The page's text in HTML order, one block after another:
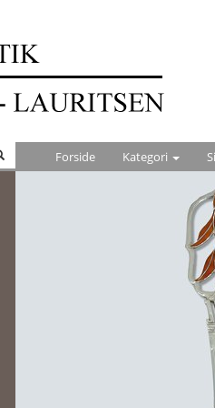
Forside Kategori